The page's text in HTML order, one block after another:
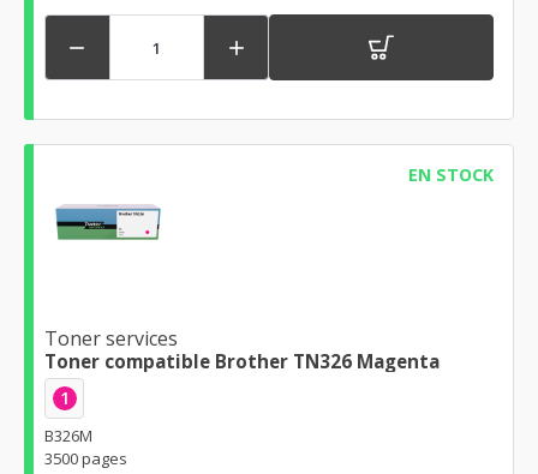
 
EN STOCK
Toner services
Toner compatible Brother TN326 Magenta
1
B326M
3500 pages